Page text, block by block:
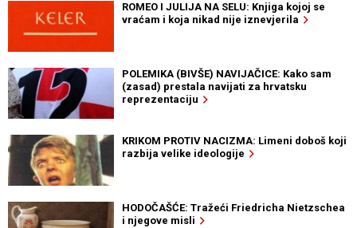
ROMEO I JULIJA NA SELU: Knjiga kojoj se
vraćam i koja nikad nije iznevjerila
POLEMIKA (BIVŠE) NAVIJAČICE: Kako sam
(zasad) prestala navijati za hrvatsku
reprezentaciju
KRIKOM PROTIV NACIZMA: Limeni doboš koji
razbija velike ideologije
HODOČAŠĆE: Tražeći Friedricha Nietzschea
i njegove misli